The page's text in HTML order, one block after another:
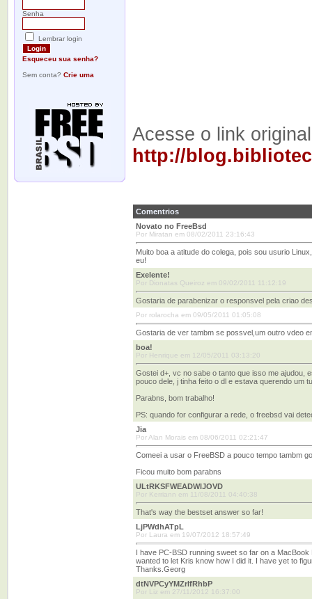
Senha
Lembrar login
Esqueceu sua senha?
Sem conta? Crie uma
Acesse o link
http://
Comentrios
Novato no FreeBsd
Por Miratan em 08/02/2011 23:16:43
Muito boa a atitude do colega, pois sou usurio
eu!
Exelente!
Por Dionatas Queiroz em 09/02/2011 11:12:19
Gostaria de parabenizar o responsvel pela criao
Por rolarocha em 09/05/2011 01:05:08
Gostaria de ver tambm se possvel,um outro vdeo
boa!
Por Henrique em 12/05/2011 03:13:20
Gostei d+, vc no sabe o tanto que isso me ajudou,
pouco dele, j tinha feito o dl e estava querendo um
Parabns, bom trabalho!
PS: quando for configurar a rede, o freebsd vai
Jia
Por Alan Morais em 08/06/2011 02:21:47
Comeei a usar o FreeBSD a pouco tempo tambm
Ficou muito bom parabns
ULtRKSFWEADWlJOVD
Por Kerriann em 11/08/2011 04:40:38
That's way the bestset answer so far!
LjPWdhATpL
Por Laura em 19/07/2012 18:57:49
I have PC-BSD running sweet so far on a
wanted to let Kris know how I did it. I have yet to
Thanks.Georg
dtNVPCyYMZrIfRhbP
Por Liz em 27/11/2012 16:37:00